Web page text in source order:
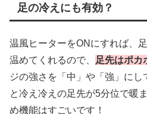
足の冷えにも有効？
温風ヒーターをONにすれば、
温めてくれるので、
足先はポカ
ジの強さを「中」や「強」にし
と冷え冷えの足先が5分位で暖
め機能はすごいです！